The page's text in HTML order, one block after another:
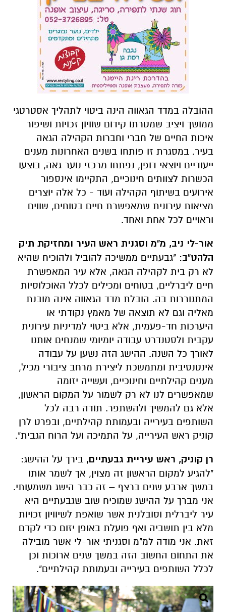
ההובלה במדד הגאווה הינה ביטוי לתהליך אסטרטגי
ממושך ויציב שמטרתו קידום שוויון זכויות ושיפור
איכות החיים של חברי וחברות הקהילה הגאה
בעיר. במסגרת זו פותחו בשנים האחרונות מענים
ייעודיים ויוצאי דופן, נפתחו מרכזי נוער גאה, בוצעו
הכשרות לצוותים חינוכיים, התקיימו אינספור
אירועים בשיתוף הקהילה ועוד - כל אלה יוצרים
מציאות עירונית שמאפשרת חיים בטוחים, שווים
וראויים לכל אחת ואחד.
אור-לי ניב, מ"מ וסגנית ראש העיר ומחזיקת תיק
הלהט"ב: "גבעתיים ממשיכה להוביל ולהוכיח שהיא
לא רק בית לקהילה הגאה, אלא עיר המאפשרת
חיים ליברליים, בטוחים ומכילים לכלל האוכלוסיות
המתגוררות בה. הובלת מדד הגאווה אינה מובנת
מאליה וגם לא תוצאה של מאמץ נקודתי או
היערכות חד-פעמית, אלא ביטוי למדיניות עירונית
עקבית ולסטנדרט עבודה יומיומי שמנחים אותנו
לאורך כל השנה. ההישג הזה נשען על עבודה
אינטנסיבית ומתמשכת ליצירת מרחב ציבורי מכיל,
מענים קהילתיים וחינוכיים, ועשייה יזומה
שמאפשרים לנו לא רק לשמור על המקום הראשון,
אלא גם להמשיך ולהשתפר. תודה רבה לכל
השותפים בעירייה ובעמותת קהילתיים, ובפרט לרן
קוניק ראש העירייה, על התמיכה ועל הרוח הגבית".
רן קוניק, ראש עיריית גבעתיים, בירך על ההישג:
"להגיע למקום הראשון זה מצוין, אך לשמר אותו
במשך ארבע שנים ברצף – זה כבר הישג משמעותי.
אני מברך על ההישג שמוכיח שוב שגבעתיים היא
עיר ליברלית וסובלנית אשר שואפת לשיוויון זכויות
מלא בין תושביה ואף פועלת באופן יזום כדי לקדם
זאת. אני מודה למ"מ וסגניתי אור-לי אשר מובילה
את התחום החשוב הזה במשך שנים ארוכות וכן
לכלל השותפים בעירייה ובעמותת קהילתיים".